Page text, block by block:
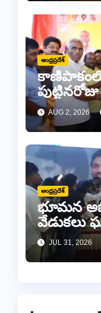
ఆంధ్రప్రదేశ్
AUG 2, 2026
ఆంధ్రప్రదేశ్
భూమన
వేడుకలు
JUL 31, 2026